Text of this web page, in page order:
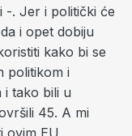
. Jer i politički će
i opet dobiju
kako bi se
politikom i
i tako bili u
45. A mi
ovim EU